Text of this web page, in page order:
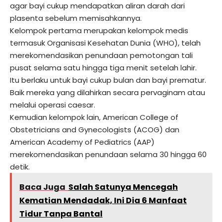
agar bayi cukup mendapatkan aliran darah dari
plasenta sebelum memisahkannya.
Kelompok pertama merupakan kelompok medis
termasuk Organisasi Kesehatan Dunia (WHO), telah
merekomendasikan penundaan pemotongan tali
pusat selama satu hingga tiga menit setelah lahir.
Itu berlaku untuk bayi cukup bulan dan bayi prematur.
Baik mereka yang dilahirkan secara pervaginam atau
melalui operasi caesar.
Kemudian kelompok lain, American College of
Obstetricians and Gynecologists (ACOG) dan
American Academy of Pediatrics (AAP)
merekomendasikan penundaan selama 30 hingga 60
detik.
Baca Juga Salah Satunya Mencegah
Kematian Mendadak, Ini Dia 6 Manfaat
Tidur Tanpa Bantal